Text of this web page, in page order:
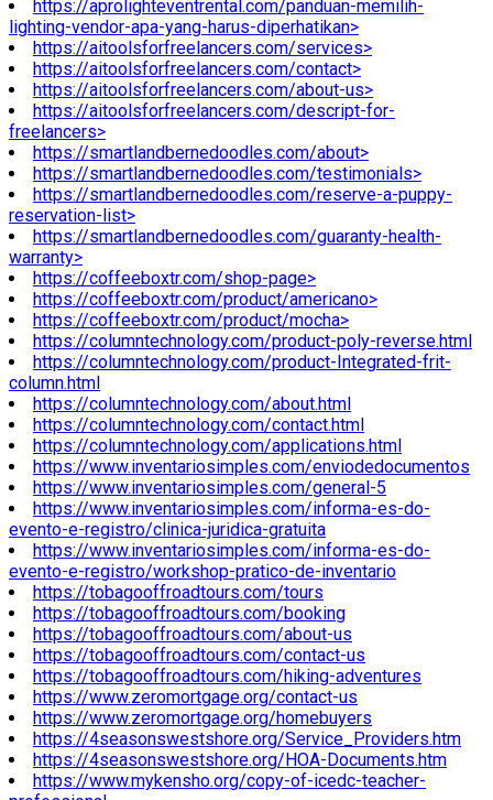
https://aprolighteventrental.com/panduan-memilih-
lighting-vendor-apa-yang-harus-diperhatikan>
https://aitoolsforfreelancers.com/services>
https://aitoolsforfreelancers.com/contact>
https://aitoolsforfreelancers.com/about-us>
https://aitoolsforfreelancers.com/descript-for-
freelancers>
https://smartlandbernedoodles.com/about>
https://smartlandbernedoodles.com/testimonials>
https://smartlandbernedoodles.com/reserve-a-puppy-
reservation-list>
https://smartlandbernedoodles.com/guaranty-health-
warranty>
https://coffeeboxtr.com/shop-page>
https://coffeeboxtr.com/product/americano>
https://coffeeboxtr.com/product/mocha>
https://columntechnology.com/product-poly-reverse.html
https://columntechnology.com/product-Integrated-frit-
column.html
https://columntechnology.com/about.html
https://columntechnology.com/contact.html
https://columntechnology.com/applications.html
https://www.inventariosimples.com/enviodedocumentos
https://www.inventariosimples.com/general-5
https://www.inventariosimples.com/informa-es-do-
evento-e-registro/clinica-juridica-gratuita
https://www.inventariosimples.com/informa-es-do-
evento-e-registro/workshop-pratico-de-inventario
https://tobagooffroadtours.com/tours
https://tobagooffroadtours.com/booking
https://tobagooffroadtours.com/about-us
https://tobagooffroadtours.com/contact-us
https://tobagooffroadtours.com/hiking-adventures
https://www.zeromortgage.org/contact-us
https://www.zeromortgage.org/homebuyers
https://4seasonswestshore.org/Service_Providers.htm
https://4seasonswestshore.org/HOA-Documents.htm
https://www.mykensho.org/copy-of-icedc-teacher-